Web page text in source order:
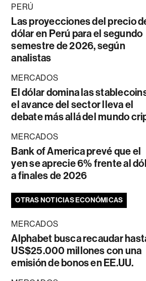
PERÚ
Las proyecciones del precio
dólar en Perú para el segundo
semestre de 2026, según
analistas
MERCADOS
El dólar domina las
el avance del sector lleva el
debate más allá del mundo
MERCADOS
Bank of America prevé que el
yen se aprecie 6% frente al
a finales de 2026
OTRAS NOTICIAS ECONÓMICAS
MERCADOS
Alphabet busca recaudar
US$25.000 millones con una
emisión de bonos en EE.UU.